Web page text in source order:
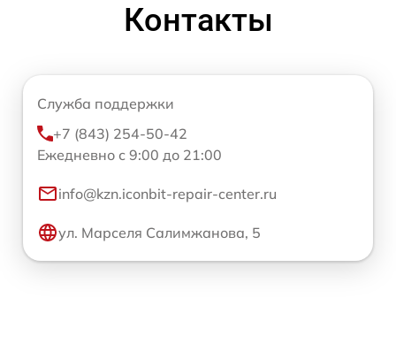
Контакты
Служба поддержки
+7 (843) 254-50-42
Ежедневно с 9:00 до 21:00
info@kzn.iconbit-repair-center.ru
ул. Марселя Салимжанова, 5